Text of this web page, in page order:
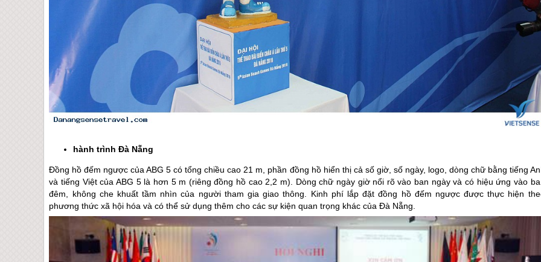
hành trìnhĐà Nẵng
Đồng hồ đếm ngược của ABG 5 có tổng chiều cao 21 m, phần đồng hồ hiển thị cả số giờ, số ngày, logo, dòng chữ bằng tiếng
và tiếng Việt của ABG 5 là hơn 5 m (riêng đồng hồ cao 2,2 m). Dòng chữ ngày giờ nổi rõ vào ban ngày và có hiệu ứng vào
đêm, không che khuất tầm nhìn của người tham gia giao thông. Kinh phí lắp đặt đồng hồ đếm ngược được thực hiện
phương thức xã hội hóa và có thể sử dụng thêm cho các sự kiện quan trọng khác củaĐà Nẵng